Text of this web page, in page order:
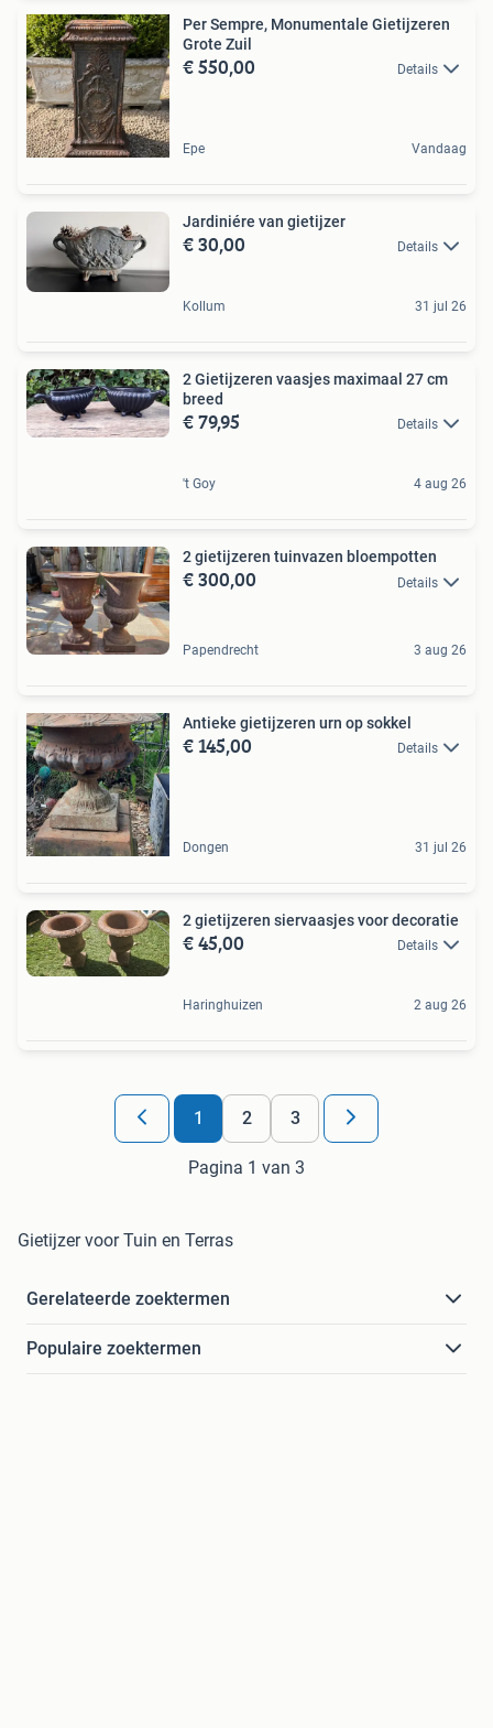
Per Sempre, Monumentale Gietijzeren
Grote Zuil
€ 550,00 Details
Epe Vandaag
Jardiniére van gietijzer
€ 30,00 Details
Kollum 31 jul 26
2 Gietijzeren vaasjes maximaal 27 cm
breed
€ 79,95 Details
't Goy 4 aug 26
2 gietijzeren tuinvazen bloempotten
€ 300,00 Details
Papendrecht 3 aug 26
Antieke gietijzeren urn op sokkel
€ 145,00 Details
Dongen 31 jul 26
2 gietijzeren siervaasjes voor decoratie
€ 45,00 Details
Haringhuizen 2 aug 26
1 2 3
Pagina 1 van 3
Gietijzer voor Tuin en Terras
Gerelateerde zoektermen
Populaire zoektermen